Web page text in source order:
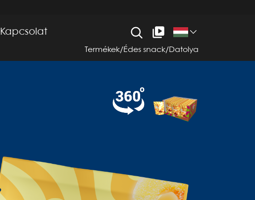
Kapcsolat
Termékek/ Édes snack/ Datolya